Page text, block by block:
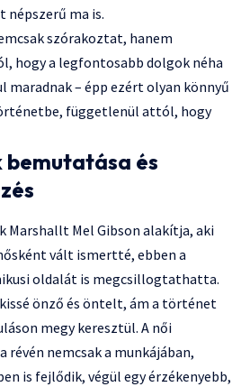
népszerű ma is.
szórakoztat, hanem
hogy a legfontosabb dolgok néha
– épp ezért olyan könnyű
függetlenül attól, hogy
bemutatása és
Marshallt Mel Gibson alakítja, aki
vált ismertté, ebben a
oldalát is megcsillogtathatta.
önző és öntelt, ám a történet
megy keresztül. A női
nemcsak a munkájában,
is fejlődik, végül egy érzékenyebb,